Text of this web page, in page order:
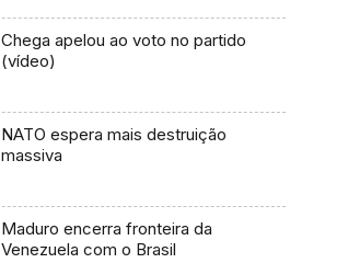
Chega apelou ao voto no partido
(vídeo)
NATO espera mais destruição
massiva
Maduro encerra fronteira da
Venezuela com o Brasil